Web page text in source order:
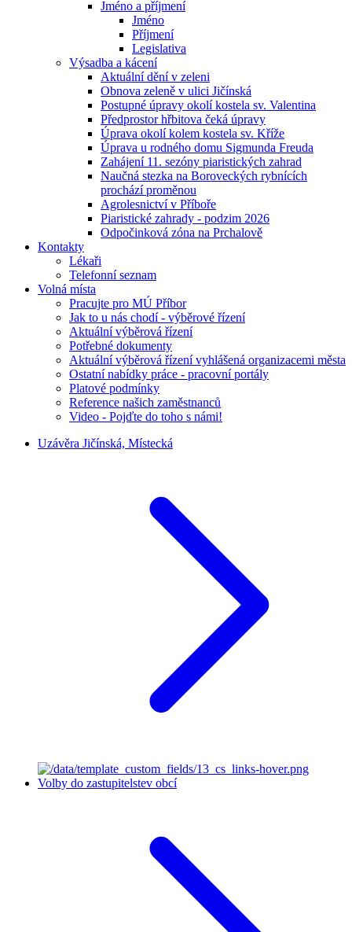
Jméno a příjmení
Jméno
Příjmení
Legislativa
Výsadba a kácení
Aktuální dění v zeleni
Obnova zeleně v ulici Jičínská
Postupné úpravy okolí kostela sv. Valentina
Předprostor hřbitova čeká úpravy
Úprava okolí kolem kostela sv. Kříže
Úprava u rodného domu Sigmunda Freuda
Zahájení 11. sezóny piaristických zahrad
Naučná stezka na Boroveckých rybnících
prochází proměnou
Agrolesnictví v Příboře
Piaristické zahrady - podzim 2026
Odpočinková zóna na Prchalově
Kontakty
Lékaři
Telefonní seznam
Volná místa
Pracujte pro MÚ Příbor
Jak to u nás chodí - výběrové řízení
Aktuální výběrová řízení
Potřebné dokumenty
Aktuální výběrová řízení vyhlášená organizacemi města
Ostatní nabídky práce - pracovní portály
Platové podmínky
Reference našich zaměstnanců
Video - Pojďte do toho s námi!
Uzávěra Jičínská, Místecká
Volby do zastupitelstev obcí